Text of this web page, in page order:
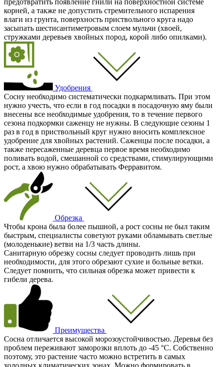
корней, а также не допустить стремительного испарения
влаги из грунта, поверхность приствольного круга надо
засыпать шестисантиметровым слоем мульчи (хвоей,
стружками деревьев хвойных пород, корой либо опилками).
Удобрения
Сосну необходимо систематически подкармливать. При этом
нужно учесть, что если в год посадки в посадочную яму были
внесены все необходимые удобрения, то в течение первого
сезона подкормки саженцу не нужны. В следующие сезоны 1
раз в год в приствольный круг нужно вносить комплексное
удобрение для хвойных растений. Саженцы после посадки, а
также пересаженные деревца первое время необходимо
поливать водой, смешанной со средствами, стимулирующими
рост, а хвою нужно обрабатывать Ферравитом.
Обрезка
Чтобы крона была более пышной, а рост сосны не был таким
быстрым, специалисты советуют руками обламывать светлые
(молоденькие) ветви на 1/3 часть длины.
Санитарную обрезку сосны следует проводить лишь при
необходимости, для этого обрезают сухие и больные ветки.
Следует помнить, что сильная обрезка может привести к
гибели дерева.
Преимущества
Сосна отличается высокой морозоустойчивостью. Деревья без
проблем переживают заморозки вплоть до -45 °C. Собственно
поэтому, это растение часто можно встретить в самых
холодных климатических зонах. Можно формировать в